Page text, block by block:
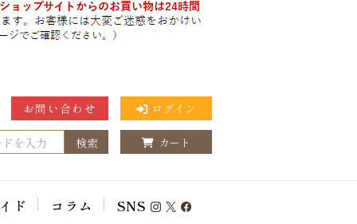
お問い合わせ ログイン
検索 カート
ド コラム SNS